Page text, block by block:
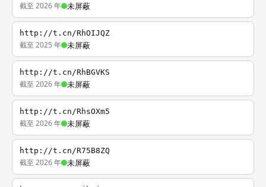
截至 2026 年 未屏蔽
http://t.cn/RhOIJQZ
截至 2025 年 未屏蔽
http://t.cn/RhBGVKS
截至 2026 年 未屏蔽
http://t.cn/RhsOXm5
截至 2026 年 未屏蔽
http://t.cn/R75B8ZQ
截至 2026 年 未屏蔽